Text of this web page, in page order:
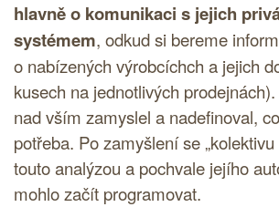
hlavně o komunikaci s jejich
systémem, odkud si bereme
o nabízených výrobcíchch a jejich
kusech na jednotlivých
nad vším zamyslel a nadefinoval,
potřeba. Po zamyšlení se „kolektivu
touto analýzou a pochvale jejího
mohlo začít programovat.